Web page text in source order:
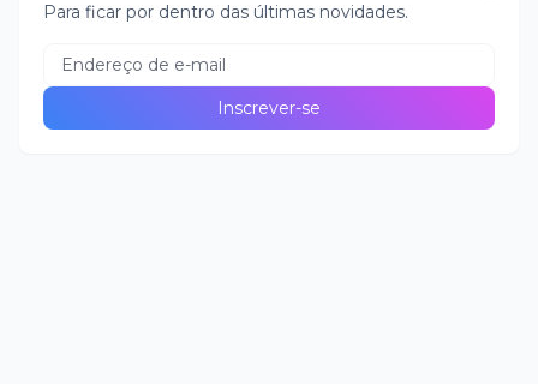
Para ficar por dentro das últimas novidades.